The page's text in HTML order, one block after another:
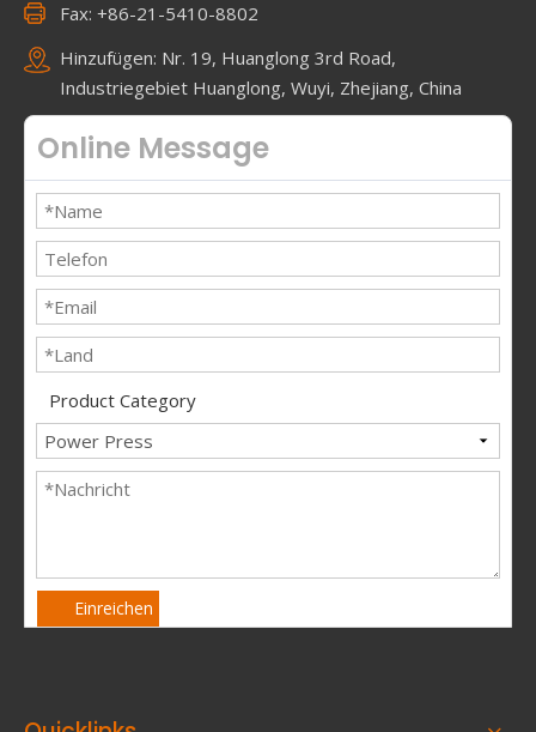
Fax: +86-21-5410-8802
Hinzufügen: Nr. 19, Huanglong 3rd Road,
Industriegebiet Huanglong, Wuyi, Zhejiang, China
Online Message
Product Category
Einreichen